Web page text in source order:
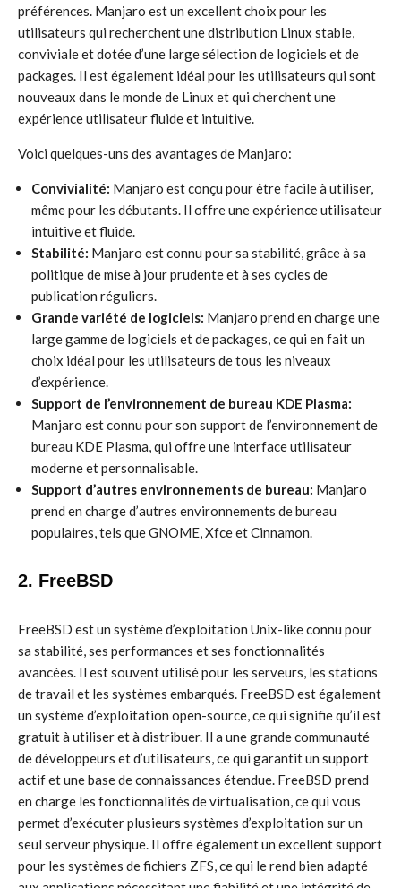
préférences. Manjaro est un excellent choix pour les
utilisateurs qui recherchent une distribution Linux stable,
conviviale et dotée d’une large sélection de logiciels et de
packages. Il est également idéal pour les utilisateurs qui sont
nouveaux dans le monde de Linux et qui cherchent une
expérience utilisateur fluide et intuitive.
Voici quelques-uns des avantages de Manjaro:
Convivialité: Manjaro est conçu pour être facile à utiliser,
même pour les débutants. Il offre une expérience utilisateur
intuitive et fluide.
Stabilité: Manjaro est connu pour sa stabilité, grâce à sa
politique de mise à jour prudente et à ses cycles de
publication réguliers.
Grande variété de logiciels: Manjaro prend en charge une
large gamme de logiciels et de packages, ce qui en fait un
choix idéal pour les utilisateurs de tous les niveaux
d’expérience.
Support de l’environnement de bureau KDE Plasma:
Manjaro est connu pour son support de l’environnement de
bureau KDE Plasma, qui offre une interface utilisateur
moderne et personnalisable.
Support d’autres environnements de bureau: Manjaro
prend en charge d’autres environnements de bureau
populaires, tels que GNOME, Xfce et Cinnamon.
2. FreeBSD
FreeBSD est un système d’exploitation Unix-like connu pour
sa stabilité, ses performances et ses fonctionnalités
avancées. Il est souvent utilisé pour les serveurs, les stations
de travail et les systèmes embarqués. FreeBSD est également
un système d’exploitation open-source, ce qui signifie qu’il est
gratuit à utiliser et à distribuer. Il a une grande communauté
de développeurs et d’utilisateurs, ce qui garantit un support
actif et une base de connaissances étendue. FreeBSD prend
en charge les fonctionnalités de virtualisation, ce qui vous
permet d’exécuter plusieurs systèmes d’exploitation sur un
seul serveur physique. Il offre également un excellent support
pour les systèmes de fichiers ZFS, ce qui le rend bien adapté